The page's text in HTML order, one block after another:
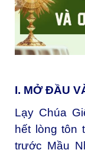
I. MỞ ĐẦU
Lạy Chúa
hết lòng tôn
trước Mầu